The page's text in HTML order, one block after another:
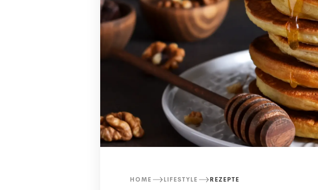
HOME LIFESTYLE REZEPTE